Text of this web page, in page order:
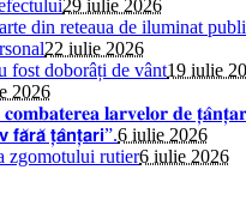
29 iulie 2026
din reteaua de iluminat
22 iulie 2026
fost doborâți de vânt19 iulie
2026
𝐜𝐨𝐦𝐛𝐚𝐭𝐞𝐫𝐞𝐚 𝐥𝐚𝐫𝐯𝐞𝐥𝐨𝐫
𝘁̦𝗮̂𝗻𝘁̦𝗮𝗿𝗶”.6 iulie 2026
zgomotului rutier6 iulie 2026